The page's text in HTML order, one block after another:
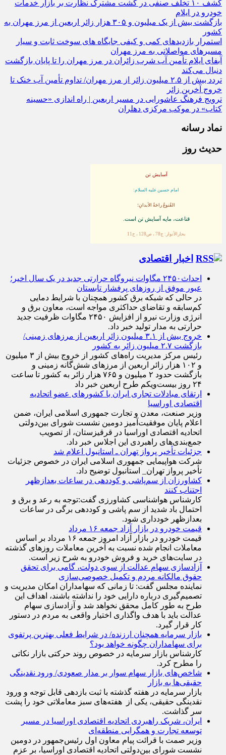
کشف ۱۰ تخلف صنفی در گشت مشترک نظارت بر بازار خدمات
خودرو در ایلام
بازگشت بیش از یک میلیون و ۳۰۵ هزار زائر اربعین از مرز مهران به
کشور
استمرار بازدیدهای کمی و کیفی جایگاه‌ های سوخت ثابت و سیار
مسیرهای مواصلاتی به مرز مهران
آبفای ایلام تأمین آب شرب زائران در مرز مهران را تا پایان بازگشت
دنبال می‌کند
تردد بیش از ۲.۵ میلیون زائر از مرز مهران/ تداوم تأمین آب خنک تا
خروج آخرین زائر
ترویج فرهنگ عاشورایی در مسیر اربعین | راه‌ اندازی «حسینه
کتاب» در موکب مرکزی دهلران
نماد رسانه
حدیث روز
آسایش تن
امام حسین علیه السلام:
القُنوعُ راحَةُ الأبدانِ؛
قناعت، مايه آسايش تن است.
بحارالأنوار: ج78 ، ص128 ، ح11
اخبار اقتصادی
احداث۲۴۵۰ مگاوات نیروگاه حرارتی جدید در یک سال اخیر؛
عبور موفق از روز‌های پرفشار تابستان
در حالی که شبکه برق کشور همچنان با شرایط دمایی
کم‌سابقه و تقاضای حداکثری مواجه است، معاون برق و
انرژی وزارت نیرو از افزایش ۲۴۵۰ مگاوات ظرفیت جدید
حرارتی به مدار تولید خبر داد.
خروج بیش از ۳.۱ میلیون زائر اربعین از مرزهای زمینی/
بازگشت ۲.۷ میلیون زائر به کشور
رئیس مرکز مدیریت راه‌های کشور از خروج بیش از ۳ میلیون
و ۱۰۲ هزار زائر اربعین از مرزهای شش‌گانه زمینی و
بازگشت حدود ۲ میلیون و ۷۶۵ هزار زائر به کشور تا ساعت
۲۴ روز بیست‌ویکم طرح اربعین خبر داد
ارتقای مبادلات تجاری ایران با کشور‌های عضو اتحادیه
اقتصادی اوراسیا
وزیر صنعت، معدن و تجارت جمهوری اسلامی ایران، ضمن
اعلام پایان موفقیت‌آمیز دومین نشست شورای بین‌دولتی
اتحادیه اقتصادی اوراسیا در قرقیزستان، از تصویب
جمع‌بندی‌های راهبردی این اجلاس خبر داد.
جزئیات تأخیر پرواز تهران ـ استانبول اعلام شد
شرکت هواپیمایی جمهوری اسلامی ایران در خصوص جزئیات
تأخیر پرواز تهران_ استانبول توضیح داد.
کشاورزان از سم‌پاشی و کوددهی در ساعات بعدازظهر
اجتناب کنند
کارشناس هواشناسی کشاورزی گفت:توجه به رعد و برق و
احتمال باد شدید از سم پاشی و کوددهی برگی در ساعات
بعدازظهر خودداری شود.
قیمت خودرو در بازار آزاد جمعه ۱۶ مرداد
قیمت خودرو در بازار آزاد امروز جمعه ۱۶ مرداد بر اساس
معاملات انجام شده نسبت به آخرین معاملات روز‌های گذشته
در سایت‌های خرید و فروش خودرو به شرح زیر است.
آزادسازی سهام عدالت از سوی دولت، گامی برای تحقق
حقوق مالکانه مردم و تکمیل خصوصی‌سازی
نماینده مجلس گفت: تا زمانی که سهامداران امکان مدیریت و
تصمیم‌گیری درباره دارایی خود را نداشته باشند، اهداف این
طرح به طور کامل محقق نخواهد شد و آزادسازی سهام
عدالت باید با هدف واگذاری اختیار واقعی به مردم در دستور
کار قرار گیرد.
بازار سرمایه همچنان ارزنده/ در شرایط فعلی بهترین پرتفوی
برای سهامداران چگونه خواهد بود؟
کارشناس بازار سرمایه در خصوص روند حرکتی بازار نکاتی
را مطرح کرد.
شاخص‌های بازار سهام سوار بر مدار صعودی/ ورود نقدینگی
حقیقی‌ها به بازار
بازار سرمایه در هفته گذشته با ثبت بازدهی قابل توجه و ورود
نقدینگی حقیقی، یکی از هفته‌های سبز معاملاتی خود را پشت
سر گذاشت.
ایران، شریک راهبردی اتحادیه اقتصادی اوراسیا در مسیر
توسعه تجارت و همگرایی منطقه‌ای
وزیر صمت با قرائت پیام معاون اول رئیس‌جمهور در دومین
نشست شورای بین‌دولتی اتحادیه اقتصادی اوراسیا، بر عزم